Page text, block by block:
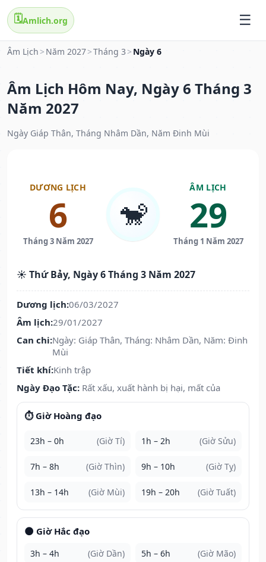
🗓️Amlich.org
Âm Lịch > Năm 2027>Tháng 3 > Ngày 6
Âm Lịch Hôm Nay, Ngày 6 Tháng 3
Năm 2027
Ngày Giáp Thân, Tháng Nhâm Dần, Năm Đinh Mùi
DƯƠNG LỊCH
6
Tháng 3 Năm 2027
🐒
ÂM LỊCH
29
Tháng 1 Năm 2027
☀️ Thứ Bảy, Ngày 6 Tháng 3 Năm 2027
Dương lịch:06/03/2027
Âm lịch:29/01/2027
Can chi:Ngày: Giáp Thân, Tháng: Nhâm Dần, Năm: Đinh
Mùi
Tiết khí:Kinh trập
Ngày Đạo Tặc: Rất xấu, xuất hành bị hại, mất của
⏱️ Giờ Hoàng đạo
23h – 0h (Giờ Tí) 1h – 2h (Giờ Sửu)
7h – 8h (Giờ Thìn) 9h – 10h (Giờ Tỵ)
13h – 14h (Giờ Mùi) 19h – 20h (Giờ Tuất)
🌑 Giờ Hắc đạo
3h – 4h (Giờ Dần) 5h – 6h (Giờ Mão)